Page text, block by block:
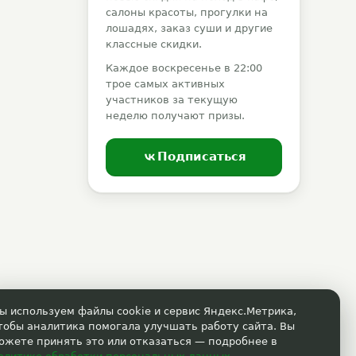
салоны красоты, прогулки на
лошадях, заказ суши и другие
классные скидки.
Каждое воскресенье в 22:00
трое самых активных
участников за текущую
неделю получают призы.
Подписаться
используем файлы cookie и сервис Яндекс.Метрика,
аналитика помогала улучшать работу сайта. Вы
принять это или отказаться — подробнее в